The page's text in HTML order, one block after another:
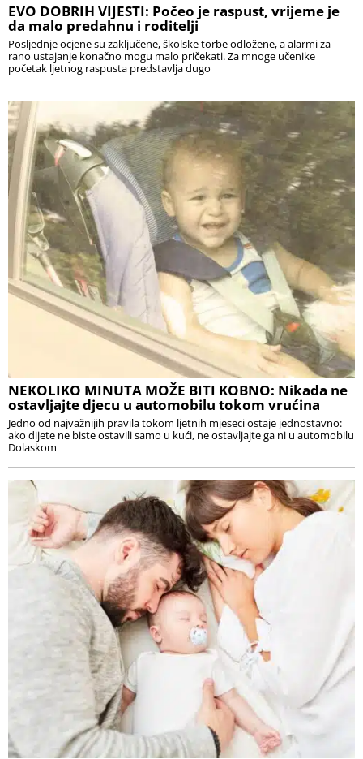
EVO DOBRIH VIJESTI: Počeo je raspust, vrijeme je
da malo predahnu i roditelji
Posljednje ocjene su zaključene, školske torbe odložene, a alarmi za
rano ustajanje konačno mogu malo pričekati. Za mnoge učenike
početak ljetnog raspusta predstavlja dugo
NEKOLIKO MINUTA MOŽE BITI KOBNO: Nikada ne
ostavljajte djecu u automobilu tokom vrućina
Jedno od najvažnijih pravila tokom ljetnih mjeseci ostaje jednostavno:
ako dijete ne biste ostavili samo u kući, ne ostavljajte ga ni u automobilu
Dolaskom